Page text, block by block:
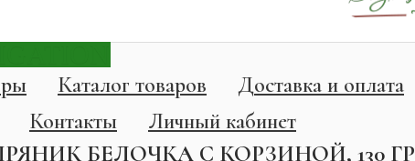
Каталог товаров Доставка и оплата
Контакты Личный кабинет
БЕЛОЧКА С КОРЗИНОЙ, 130 ГР